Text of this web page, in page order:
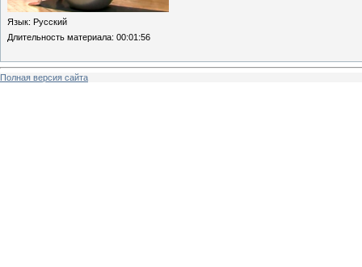
Язык: Русский
Длительность материала: 00:01:56
Полная версия сайта